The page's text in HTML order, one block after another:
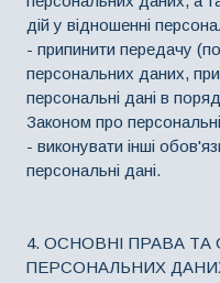
дій у відношенні
- припинити передачу
персональних даних,
персональні дані в
Законом про
- виконувати інші
персональні дані.
4. ОСНОВНІ ПРАВА ТА
ПЕРСОНАЛЬНИХ